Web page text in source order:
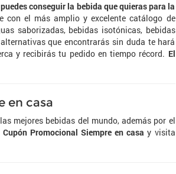
conseguir la bebida que quieras para la
con el más amplio y excelente catálogo de
saborizadas, bebidas isotónicas, bebidas
que encontrarás sin duda te hará
y recibirás tu pedido en tiempo récord. El
en casa
mejores bebidas del mundo, además por el
Promocional Siempre en casa y visita